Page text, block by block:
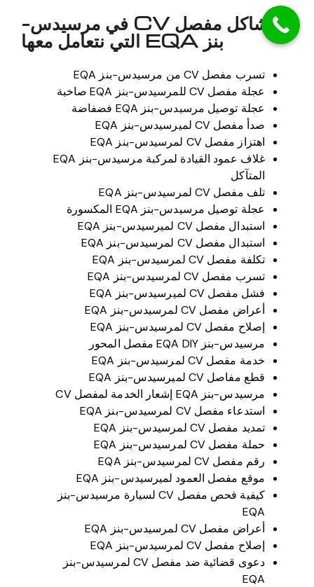
مشاكل مفصل CV في مرسيدس-
بنز EQA التي نتعامل معها
تسرب مفصل CV من مرسيدس-بنز EQA
عجلة مفصل CV للمرسيدس-بنز EQA صاخبة
عجلة توصيل مرسيدس-بنز EQA فضفاضة
صدأ مفصل CV لميرسيدس-بنز EQA
اهتزاز مفصل CV لمرسيدس-بنز EQA
غلاف عمود القيادة لمركبة مرسيدس-بنز EQA
المتآكل
تلف مفصل CV لمرسيدس-بنز EQA
عجلة توصيل مرسيدس-بنز EQA المكسورة
استبدال مفصل CV لميرسيدس-بنز EQA
استبدال مفصل CV لمرسيدس-بنز EQA
تكلفة مفصل CV لمرسيدس-بنز EQA
تسرب مفصل CV لمرسيدس-بنز EQA
فشل مفصل CV لميرسيدس-بنز EQA
أعراض مفصل CV لمرسيدس-بنز EQA
إصلاح مفصل CV لمرسيدس-بنز EQA
مرسيدس-بنز EQA DIY مفصل المحور
خدمة مفصل CV لمرسيدس-بنز EQA
قطع مفاصل CV لميرسيدس-بنز EQA
مرسيدس-بنز EQA إشعار الخدمة لمفصل CV
استدعاء مفصل CV لمرسيدس-بنز EQA
تمديد مفصل CV لمرسيدس-بنز EQA
حملة مفصل CV لمرسيدس-بنز EQA
رقم مفصل CV لمرسيدس-بنز EQA
موقع مفصل العمود لميرسيدس-بنز EQA
كيفية فحص مفصل CV لسيارة مرسيدس-بنز
EQA
أعراض مفصل CV لمرسيدس-بنز EQA
إصلاح مفصل CV لمرسيدس-بنز EQA
دعوى قضائية ضد مفصل CV لمرسيدس-بنز
EQA